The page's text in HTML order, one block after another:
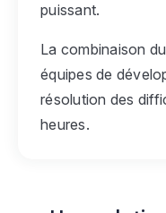
puissant.
La combinaison
équipes de
résolution des
heures.